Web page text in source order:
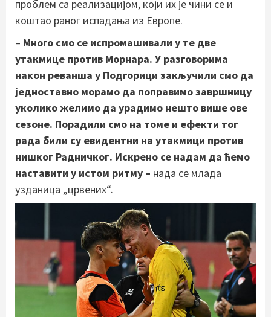
проблем са реализацијом, који их је чини се и
коштао раног испадања из Европе.
– Много смо се испромашивали у те две
утакмице против Морнара. У разговорима
након реванша у Подгорици закључили смо да
једноставно морамо да поправимо завршницу
уколико желимо да урадимо нешто више ове
сезоне. Порадили смо на томе и ефекти тог
рада били су евидентни на утакмици против
нишког Радничког. Искрено се надам да ћемо
наставити у истом ритму – нада се млада
узданица „црвених“.